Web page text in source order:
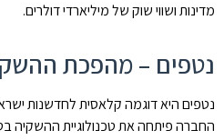
מדינות ושווי שוק של מיליארדי דולרים.
נטפים – מהפכת
נטפים היא דוגמה קלאסית לחדשנות